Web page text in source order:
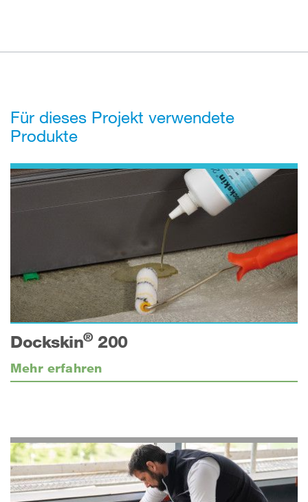
Für dieses Projekt verwendete
Produkte
Dockskin® 200
Mehr erfahren